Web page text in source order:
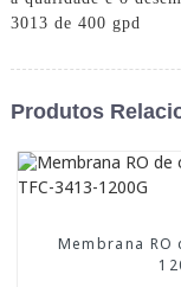
3013 de 400 gpd
Produtos
Membrana